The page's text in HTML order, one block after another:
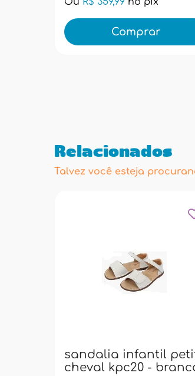
Comprar
Relacionados
Talvez você esteja
sandalia infantil
cheval kpc20 -